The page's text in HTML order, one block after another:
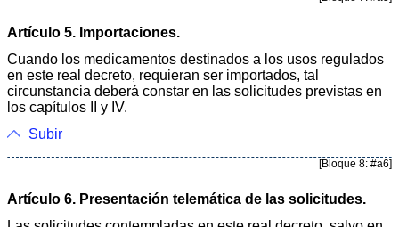
Artículo 5. Importaciones.
Cuando los medicamentos destinados a los usos regulados
en este real decreto, requieran ser importados, tal
circunstancia deberá constar en las solicitudes previstas en
los capítulos II y IV.
Subir
[Bloque 8: #a6]
Artículo 6. Presentación telemática de las solicitudes.